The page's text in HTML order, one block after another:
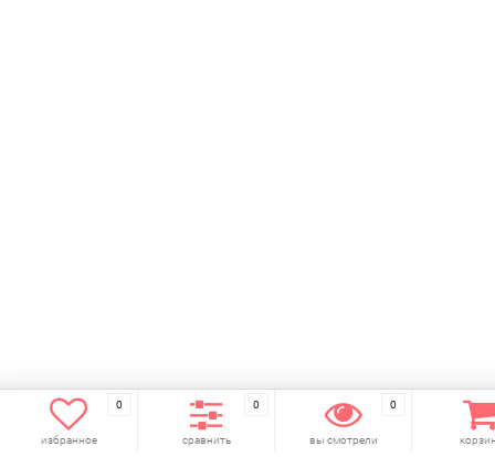
0
избранное
0
сравнить
0
вы смотрели